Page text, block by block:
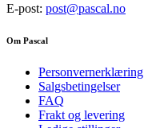
E-post: post@pascal.no
Om Pascal
Personvernerklæring
Salgsbetingelser
FAQ
Frakt og levering